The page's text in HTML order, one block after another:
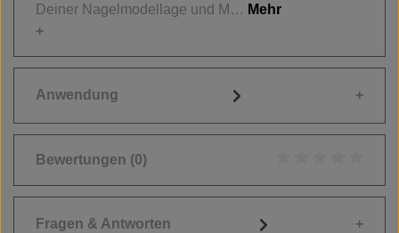
Deiner Nagelmodellage und M… Mehr
Anwendung
Bewertungen (0)
Fragen & Antworten